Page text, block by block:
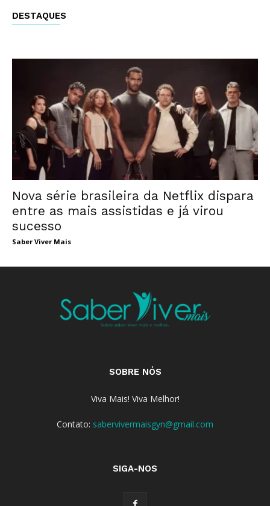
DESTAQUES
Nova série brasileira da Netflix dispara
entre as mais assistidas e já virou
sucesso
Saber Viver Mais
SOBRE NÓS
Viva Mais! Viva Melhor!
Contato: sabervivermaisgyn@gmail.com
SIGA-NOS